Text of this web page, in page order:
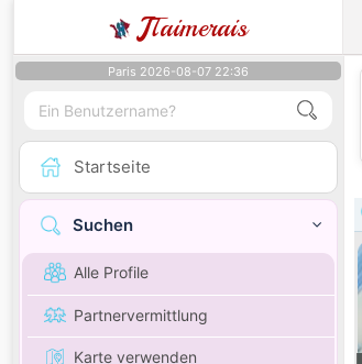
JTaimerais
Paris 2026-08-07 22:36
Startseite
Suchen
Alle Profile
Partnervermittlung
Karte verwenden